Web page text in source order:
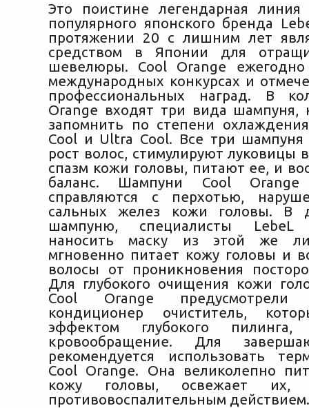
Это поистине легендарная
популярного японского бренда
протяжении 20 с лишним лет
средством в Японии для
шевелюры. Cool Orange
международных конкурсах и
профессиональных наград. В
Orange входят три вида шампуня,
запомнить по степени
Cool и Ultra Cool. Все три шампуня
рост волос, стимулируют луковицы
спазм кожи головы, питают ее, и
баланс. Шампуни Cool Orange
справляются с перхотью,
сальных желез кожи головы. В
шампуню, специалисты LebeL
наносить маску из этой же
мгновенно питает кожу головы и
волосы от проникновения
Для глубокого очищения кожи
Cool Orange предусмотрели
кондиционер очиститель,
эффектом глубокого
кровообращение. Для
рекомендуется использовать
Cool Orange. Она великолепно
кожу головы, освежает их,
противовоспалительным действием.